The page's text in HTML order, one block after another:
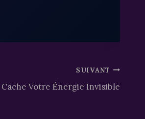
SUIVANT
Votre Énergie Invisible